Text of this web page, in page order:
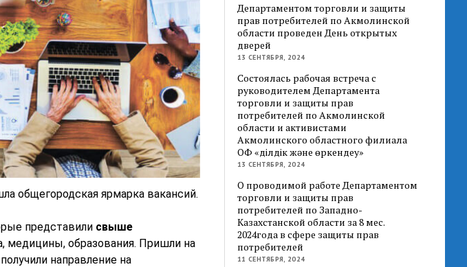
общегородская ярмарка вакансий.
представили свыше
медицины, образования. Пришли на
направление на
Департаментом торговли и защиты
прав потребителей по Акмолинской
области проведен День открытых
дверей
13 СЕНТЯБРЯ, 2024
Состоялась рабочая встреча с
руководителем Департамента
торговли и защиты прав
потребителей по Акмолинской
области и активистами
Акмолинского областного филиала
ОФ «Әділдік және өркендеу»
13 СЕНТЯБРЯ, 2024
О проводимой работе Департаментом
торговли и защиты прав
потребителей по Западно-
Казахстанской области за 8 мес.
2024года в сфере защиты прав
потребителей
11 СЕНТЯБРЯ, 2024